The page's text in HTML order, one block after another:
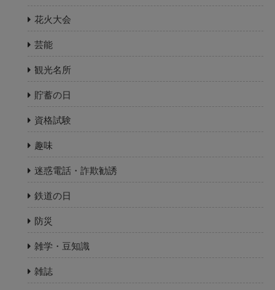
花火大会
芸能
観光名所
貯蓄の日
資格試験
趣味
迷惑電話・詐欺勧誘
鉄道の日
防災
雑学・豆知識
雑誌